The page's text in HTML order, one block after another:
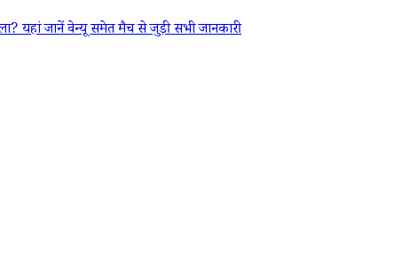
जानें वेन्यू समेत मैच से जुड़ी सभी जानकारी